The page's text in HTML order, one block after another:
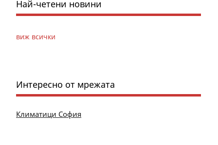
Най-четени новини
виж всички
Интересно от мрежата
Климатици София